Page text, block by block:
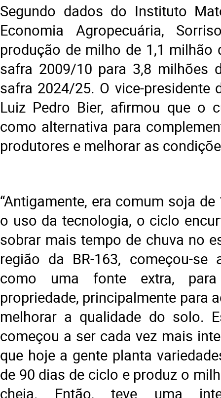
Segundo dados do Instituto
Economia Agropecuária,
produção de milho de 1,1 milhão
safra 2009/10 para 3,8 milhões
safra 2024/25. O vice-presidente
Luiz Pedro Bier, afirmou que o
como alternativa para
produtores e melhorar as
“Antigamente, era comum soja
o uso da tecnologia, o ciclo
sobrar mais tempo de chuva no
região da BR-163, começou-se
como uma fonte extra,
propriedade, principalmente para
melhorar a qualidade do solo.
começou a ser cada vez mais
que hoje a gente planta
de 90 dias de ciclo e produz o
cheia. Então, teve uma